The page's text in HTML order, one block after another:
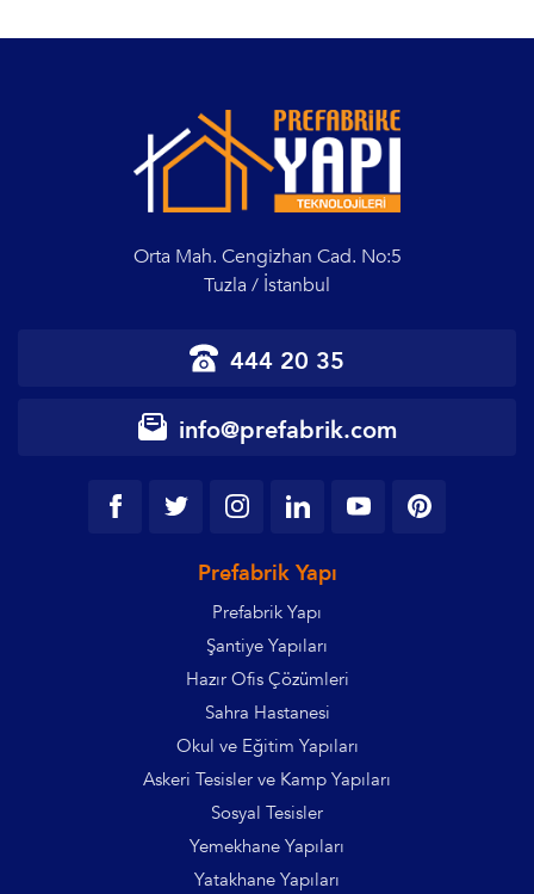
Orta Mah. Cengizhan Cad. No:5
Tuzla / İstanbul
444 20 35
info@prefabrik.com
Prefabrik Yapı
Prefabrik Yapı
Şantiye Yapıları
Hazır Ofis Çözümleri
Sahra Hastanesi
Okul ve Eğitim Yapıları
Askeri Tesisler ve Kamp Yapıları
Sosyal Tesisler
Yemekhane Yapıları
Yatakhane Yapıları